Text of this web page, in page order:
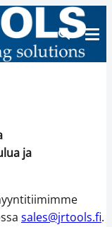
ja
sales@jrtools.fi.